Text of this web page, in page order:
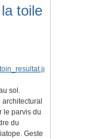
toile
sol.
le parvis du
du
Geste